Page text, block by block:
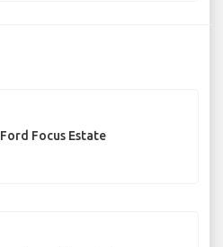
Ford Focus Estate